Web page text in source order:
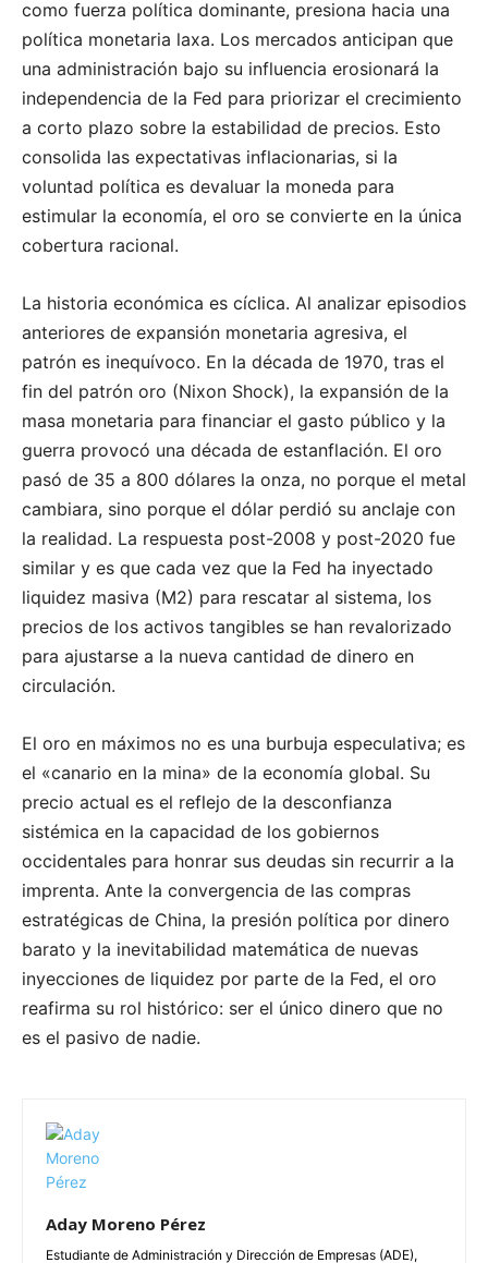
como fuerza política dominante, presiona hacia una
política monetaria laxa. Los mercados anticipan que
una administración bajo su influencia erosionará la
independencia de la Fed para priorizar el crecimiento
a corto plazo sobre la estabilidad de precios. Esto
consolida las expectativas inflacionarias, si la
voluntad política es devaluar la moneda para
estimular la economía, el oro se convierte en la única
cobertura racional.
La historia económica es cíclica. Al analizar episodios
anteriores de expansión monetaria agresiva, el
patrón es inequívoco. En la década de 1970, tras el
fin del patrón oro (Nixon Shock), la expansión de la
masa monetaria para financiar el gasto público y la
guerra provocó una década de estanflación. El oro
pasó de 35 a 800 dólares la onza, no porque el metal
cambiara, sino porque el dólar perdió su anclaje con
la realidad. La respuesta post-2008 y post-2020 fue
similar y es que cada vez que la Fed ha inyectado
liquidez masiva (M2) para rescatar al sistema, los
precios de los activos tangibles se han revalorizado
para ajustarse a la nueva cantidad de dinero en
circulación.
El oro en máximos no es una burbuja especulativa; es
el «canario en la mina» de la economía global. Su
precio actual es el reflejo de la desconfianza
sistémica en la capacidad de los gobiernos
occidentales para honrar sus deudas sin recurrir a la
imprenta. Ante la convergencia de las compras
estratégicas de China, la presión política por dinero
barato y la inevitabilidad matemática de nuevas
inyecciones de liquidez por parte de la Fed, el oro
reafirma su rol histórico: ser el único dinero que no
es el pasivo de nadie.
Aday Moreno Pérez
Estudiante de Administración y Dirección de Empresas (ADE),